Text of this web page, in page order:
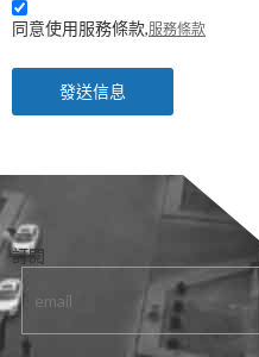
同意使用服務條款, 服務條款
發送信息
訂閱